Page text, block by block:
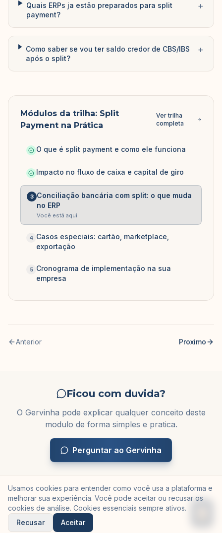
Quais ERPs ja estão preparados para split
payment?
+
Como saber se vou ter saldo credor de CBS/IBS
após o split?
+
Módulos da trilha: Split
Payment na Prática
Ver trilha
completa
O que é split payment e como ele funciona
Impacto no fluxo de caixa e capital de giro
3 Conciliação bancária com split: o que muda
no ERP
Você está aqui
4 Casos especiais: cartão, marketplace,
exportação
5 Cronograma de implementação na sua
empresa
Anterior Proximo
Ficou com duvida?
O Gervinha pode explicar qualquer conceito deste
modulo de forma simples e pratica.
Perguntar ao Gervinha
Usamos cookies para entender como você usa a plataforma e
melhorar sua experiência. Você pode aceitar ou recusar os
cookies de análise. Cookies essenciais sempre ativos.
Recusar
Aceitar